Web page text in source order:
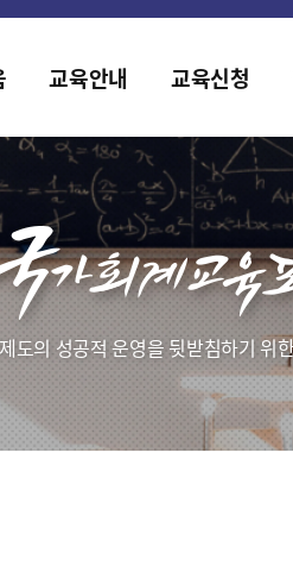
가 새롭게 개편되었습니다.
교육안내 교육신청
도의 성공적 운영을 뒷받침하기 위